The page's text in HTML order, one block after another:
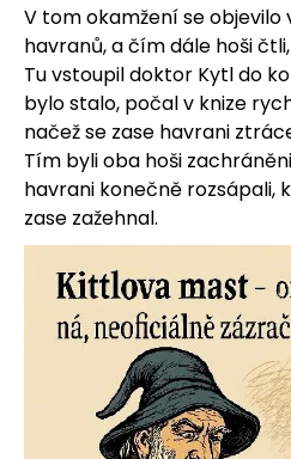
V tom okamžení se
havranů, a čím dále hoši
Tu vstoupil doktor Kytl do
bylo stalo, počal v knize
načež se zase havrani
Tím byli oba hoši
havrani konečně rozsápali,
zase zažehnal.